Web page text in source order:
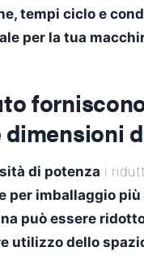
tempi ciclo e
per la tua
di potenza i
per imballaggio
può essere
utilizzo dello